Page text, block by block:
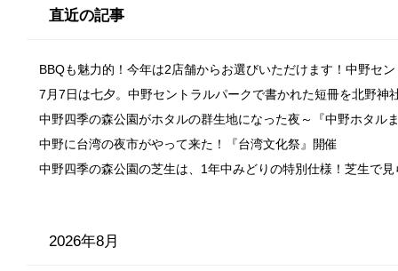
直近の記事
BBQも魅力的！今年は2店舗からお選びいただけます！中野セ
7月7日は七夕。中野セントラルパークで書かれた短冊を北野神
中野四季の森公園がホタルの群生地になった夜～『中野ホタル
中野に台湾の夜市がやって来た！『台湾文化祭』開催
中野四季の森公園の芝生は、1年中みどりの特別仕様！芝生で
2026年8月